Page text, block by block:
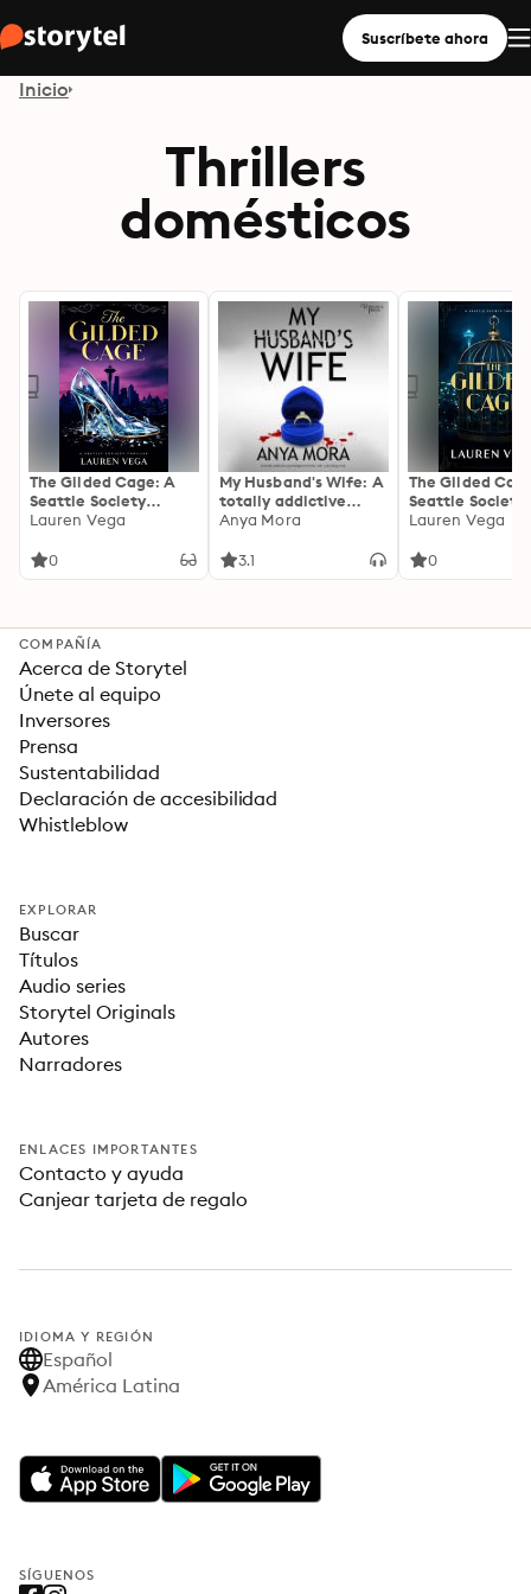
Suscríbete ahora
Inicio
Thrillers
domésticos
The Gilded Cage: A
Seattle Society
Thriller
Lauren Vega
0
My Husband's Wife: A
totally addictive
psychological thriller
Anya Mora
3.1
The Gilded
Seattle Society
Thriller
Lauren Vega
0
COMPAÑÍA
Acerca de Storytel
Únete al equipo
Inversores
Prensa
Sustentabilidad
Declaración de accesibilidad
Whistleblow
EXPLORAR
Buscar
Títulos
Audio series
Storytel Originals
Autores
Narradores
ENLACES IMPORTANTES
Contacto y ayuda
Canjear tarjeta de regalo
IDIOMA Y REGIÓN
Español
América Latina
SÍGUENOS